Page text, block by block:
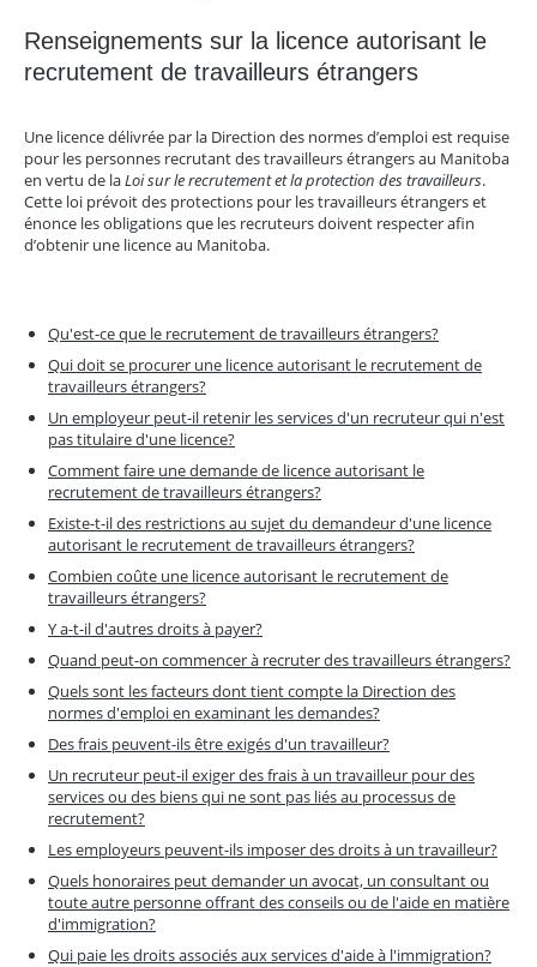
Renseignements sur la licence autorisant le
recrutement de travailleurs étrangers
Une licence délivrée par la Direction des normes d’emploi est requise
pour les personnes recrutant des travailleurs étrangers au Manitoba
en vertu de laLoi sur le recrutement et la protection des travailleurs.
Cette loi prévoit des protections pour les travailleurs étrangers et
énonce les obligations que les recruteurs doivent respecter afin
d’obtenir une licence au Manitoba.
Qu'est-ce que le recrutement de travailleurs étrangers?
Qui doit se procurer une licence autorisant le recrutement de
travailleurs étrangers?
Un employeur peut-il retenir les services d'un recruteur qui n'est
pas titulaire d'une licence?
Comment faire une demande de licence autorisant le
recrutement de travailleurs étrangers?
Existe-t-il des restrictions au sujet du demandeur d'une licence
autorisant le recrutement de travailleurs étrangers?
Combien coûte une licence autorisant le recrutement de
travailleurs étrangers?
Y a-t-il d'autres droits à payer?
Quand peut-on commencer à recruter des travailleurs étrangers?
Quels sont les facteurs dont tient compte la Direction des
normes d'emploi en examinant les demandes?
Des frais peuvent-ils être exigés d'un travailleur?
Un recruteur peut-il exiger des frais à un travailleur pour des
services ou des biens qui ne sont pas liés au processus de
recrutement?
Les employeurs peuvent-ils imposer des droits à un travailleur?
Quels honoraires peut demander un avocat, un consultant ou
toute autre personne offrant des conseils ou de l'aide en matière
d'immigration?
Qui paie les droits associés aux services d'aide à l'immigration?